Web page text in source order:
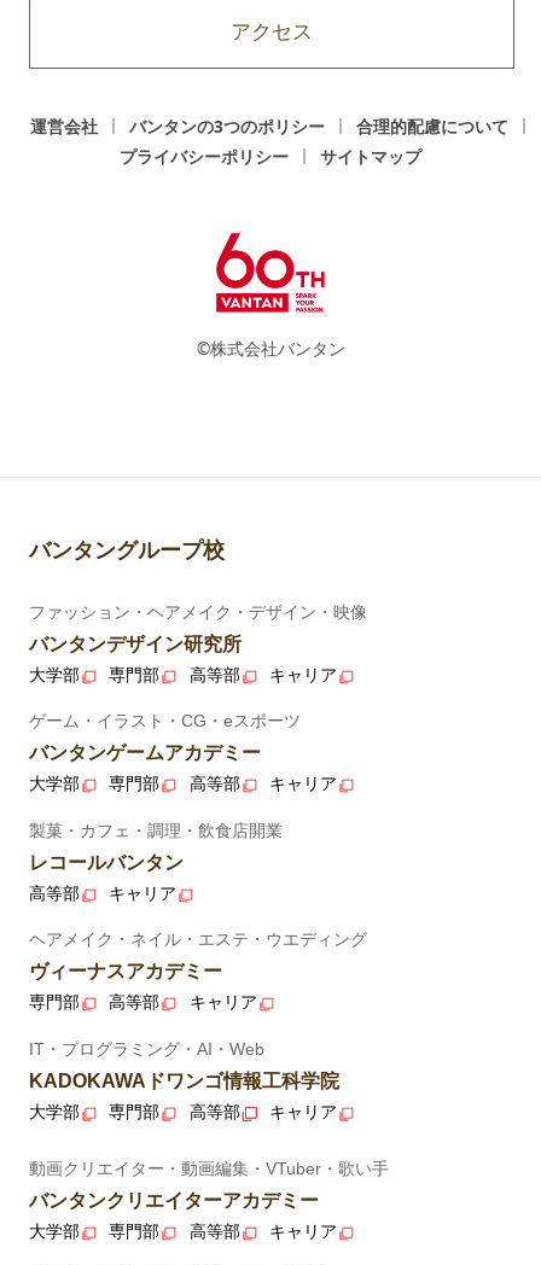
アクセス
運営会社 バンタンの3つのポリシー
合理的配慮について
プライバシーポリシー
サイトマップ
©株式会社バンタン
バンタングループ校
ファッション・ヘアメイク・デザイン・映像
バンタンデザイン研究所
大学部 専門部 高等部 キャリア
ゲーム・イラスト・CG・eスポーツ
バンタンゲームアカデミー
大学部 専門部 高等部 キャリア
製菓・カフェ・調理・飲食店開業
レコールバンタン
高等部 キャリア
ヘアメイク・ネイル・エステ・ウエディング
ヴィーナスアカデミー
専門部 高等部 キャリア
IT・プログラミング・AI・Web
KADOKAWAドワンゴ情報工科学院
大学部 専門部 高等部 キャリア
動画クリエイター・動画編集・VTuber・歌い手
バンタンクリエイターアカデミー
大学部 専門部 高等部 キャリア